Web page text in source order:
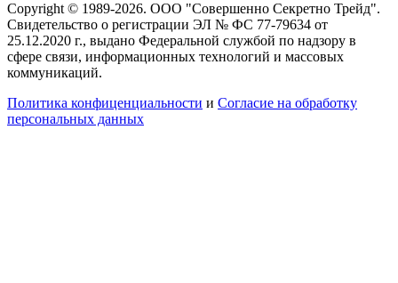
Copyright © 1989-2026. ООО "Совершенно Секретно Трейд".
Свидетельство о регистрации ЭЛ № ФС 77-79634 от
25.12.2020 г., выдано Федеральной службой по надзору в
сфере связи, информационных технологий и массовых
коммуникаций.
Политика конфиценциальности и Согласие на обработку
персональных данных